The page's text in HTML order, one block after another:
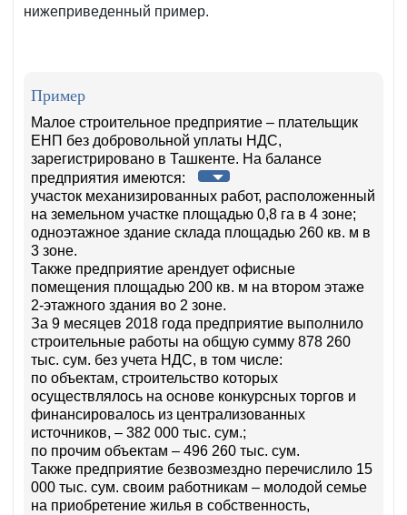
нижеприведенный пример.
Пример
Малое строительное предприятие – плательщик
ЕНП без добровольной уплаты НДС,
зарегистрировано в Ташкенте. На балансе
предприятия имеются:
участок механизированных работ, расположенный
на земельном участке площадью 0,8 га в 4 зоне;
одноэтажное здание склада площадью 260 кв. м в
3 зоне.
Также предприятие арендует офисные
помещения пло­щадью 200 кв. м на втором этаже
2-этажного здания во 2 зоне.
За 9 месяцев 2018 года предприятие выполнило
строительные работы на общую сумму 878 260
тыс. сум. без учета НДС, в том числе:
по объектам, строительство которых
осуществлялось на основе конкурсных торгов и
финансировалось из централизованных
источников, – 382 000 тыс. сум.;
по прочим объектам – 496 260 тыс. сум.
Также предприятие безвозмездно перечислило 15
000 тыс. сум. своим работникам – молодой семье
на приобретение жилья в собственность,